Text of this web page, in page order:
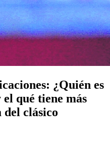
¿Quién es
qué tiene más
clásico